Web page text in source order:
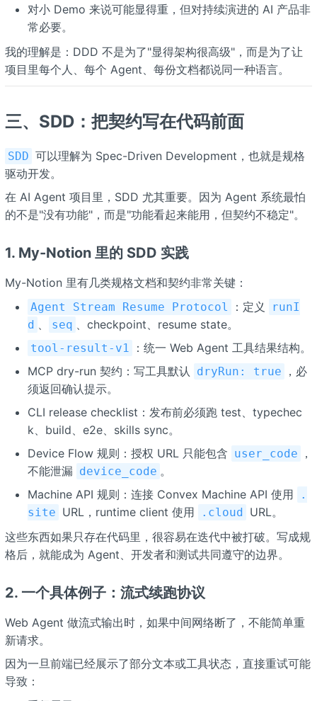
对小 Demo 来说可能显得重，但对持续演进的 AI 产品非
常必要。
我的理解是：DDD 不是为了"显得架构很高级"，而是为了让
项目里每个人、每个 Agent、每份文档都说同一种语言。
三、SDD：把契约写在代码前面
SDD 可以理解为 Spec-Driven Development，也就是规格
驱动开发。
在 AI Agent 项目里，SDD 尤其重要。因为 Agent 系统最怕
的不是"没有功能"，而是"功能看起来能用，但契约不稳定"。
1. My-Notion 里的 SDD 实践
My-Notion 里有几类规格文档和契约非常关键：
Agent Stream Resume Protocol ：定义
runI
d 、 seq 、checkpoint、resume state。
tool-result-v1
：统一 Web Agent 工具结果结构。
MCP dry-run 契约：写工具默认
dryRun: true
，必
须返回确认提示。
CLI release checklist：发布前必须跑 test、typechec
k、build、e2e、skills sync。
Device Flow 规则：授权 URL 只能包含 user_code
，
不能泄漏 device_code 。
Machine API 规则：连接 Convex Machine API 使用
.
site URL，runtime client 使用 .cloud URL。
这些东西如果只存在代码里，很容易在迭代中被打破。写成规
格后，就能成为 Agent、开发者和测试共同遵守的边界。
2. 一个具体例子：流式续跑协议
Web Agent 做流式输出时，如果中间网络断了，不能简单重
新请求。
因为一旦前端已经展示了部分文本或工具状态，直接重试可能
导致：